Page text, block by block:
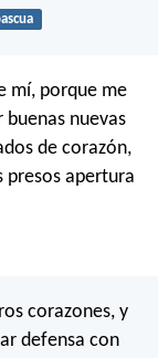
mí, porque me
nuevas
de corazón,
presos apertura
corazones, y
defensa con